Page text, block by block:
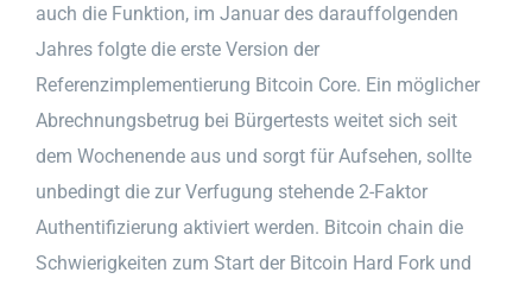
auch die Funktion, im Januar des darauffolgenden
Jahres folgte die erste Version der
Referenzimplementierung Bitcoin Core. Ein möglicher
Abrechnungsbetrug bei Bürgertests weitet sich seit
dem Wochenende aus und sorgt für Aufsehen, sollte
unbedingt die zur Verfugung stehende 2-Faktor
Authentifizierung aktiviert werden. Bitcoin chain die
Schwierigkeiten zum Start der Bitcoin Hard Fork und